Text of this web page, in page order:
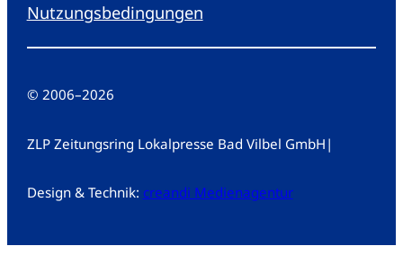
Nutzungsbedingungen
© 2006–2026
ZLP Zeitungsring Lokalpresse Bad Vilbel GmbH |
Design & Technik: creandi Medienagentur